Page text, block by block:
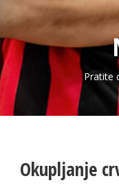
Pratite
Okupljanje